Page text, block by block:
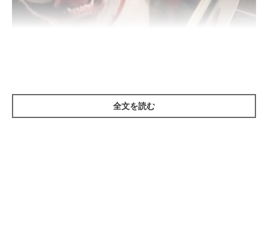
いぬのきもち投稿写真ギャラリー
全文を読む